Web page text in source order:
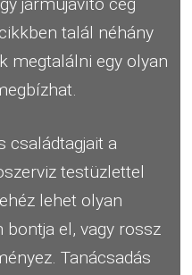
talál néhány
megtalálni egy olyan
családtagjait a
testüzlettel
lehet olyan
el, vagy rossz
Tanácsadás